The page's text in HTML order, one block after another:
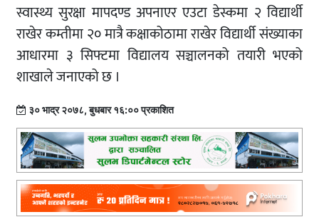
स्वास्थ्य सुरक्षा मापदण्ड अपनाएर एउटा डेस्कमा २ विद्यार्थी
राखेर कम्तीमा २० मात्रै कक्षाकोठामा राखेर विद्यार्थी संख्याका
आधारमा ३ सिफ्टमा विद्यालय सञ्चालनको तयारी भएको
शाखाले जनाएको छ ।
३० भाद्र २०७८, बुधबार १६:०० प्रकाशित